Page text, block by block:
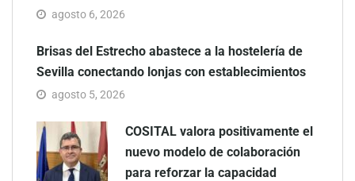
agosto 6, 2026
Brisas del Estrecho abastece a la hostelería de
Sevilla conectando lonjas con establecimientos
agosto 5, 2026
COSITAL valora positivamente el
nuevo modelo de colaboración
para reforzar la capacidad